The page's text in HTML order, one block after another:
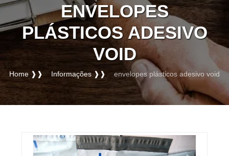
ENVELOPES
PLÁSTICOS ADESIVO
VOID
Home ❱❱ Informações ❱❱ envelopes plásticos adesivo void